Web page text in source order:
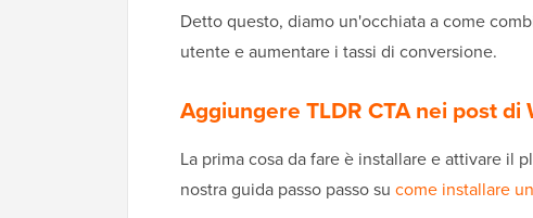
Detto questo, diamo un'occhiata a come
utente e aumentare i tassi di conversione.
Aggiungere TLDR CTA nei post di
La prima cosa da fare è installare e attivare il
nostra guida passo passo su come installare